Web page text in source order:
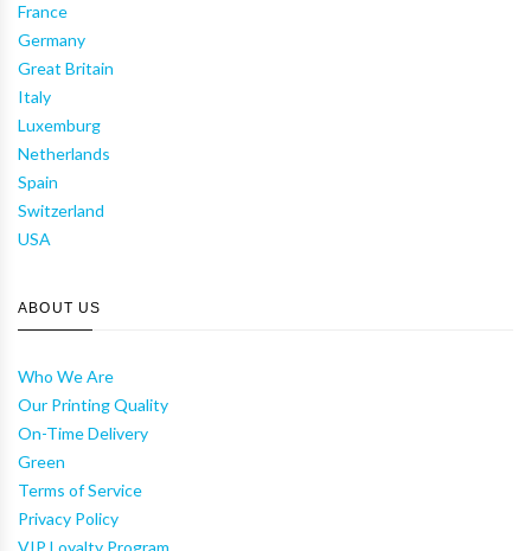
France
Germany
Great Britain
Italy
Luxemburg
Netherlands
Spain
Switzerland
USA
ABOUT US
Who We Are
Our Printing Quality
On-Time Delivery
Green
Terms of Service
Privacy Policy